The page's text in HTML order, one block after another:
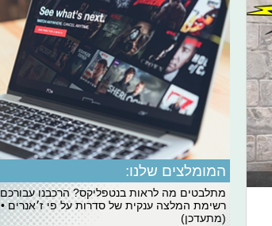
המומלצים שלנו:
מתלבטים מה לראות בנטפליקס? הרכבנו עבורכם
רשימת המלצה ענקית של סדרות על פי ז׳אנרים •
(מתעדכן)